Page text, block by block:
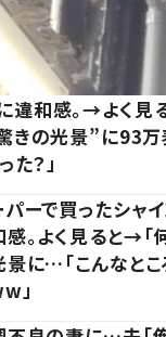
違和感。→よく
きの光景”に93万
た？」
ーで買ったシャ
。よく見ると→「
に…「こんなとこ
」